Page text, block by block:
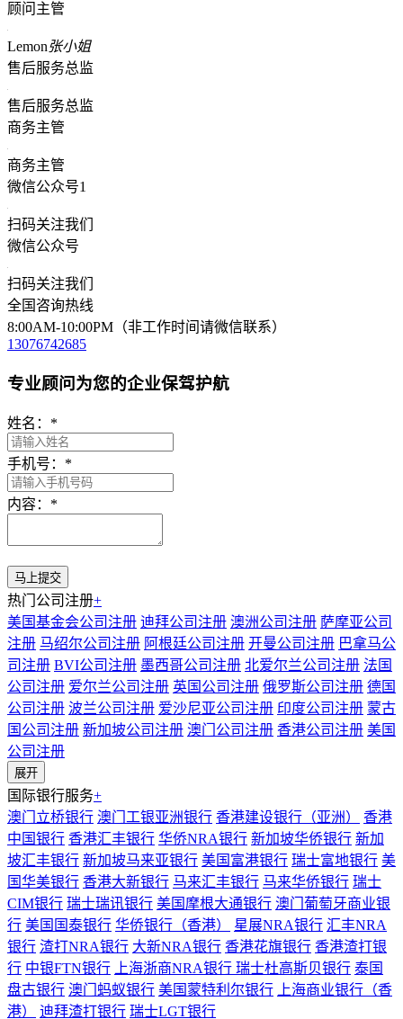
顾问主管
Lemon张小姐
售后服务总监
售后服务总监
商务主管
商务主管
微信公众号1
扫码关注我们
微信公众号
扫码关注我们
全国咨询热线
8:00AM-10:00PM（非工作时间请微信联系）
13076742685
专业顾问为您的企业保驾护航
姓名： *
手机号： *
内容： *
热门公司注册+
美国基金会公司注册 迪拜公司注册 澳洲公司注册 萨摩亚公司
注册 马绍尔公司注册 阿根廷公司注册 开曼公司注册 巴拿马公
司注册 BVI公司注册 墨西哥公司注册 北爱尔兰公司注册 法国
公司注册 爱尔兰公司注册 英国公司注册 俄罗斯公司注册 德国
公司注册 波兰公司注册 爱沙尼亚公司注册 印度公司注册 蒙古
国公司注册 新加坡公司注册 澳门公司注册 香港公司注册 美国
公司注册
展开
国际银行服务+
澳门立桥银行 澳门工银亚洲银行 香港建设银行（亚洲）
香港
中国银行 香港汇丰银行 华侨NRA银行 新加坡华侨银行 新加
坡汇丰银行 新加坡马来亚银行 美国富港银行 瑞士富地银行 美
国华美银行 香港大新银行 马来汇丰银行 马来华侨银行 瑞士
CIM银行 瑞士瑞讯银行 美国摩根大通银行 澳门葡萄牙商业银
行 美国国泰银行 华侨银行（香港） 星展NRA银行 汇丰NRA
银行 渣打NRA银行 大新NRA银行 香港花旗银行 香港渣打银
行 中银FTN银行 上海浙商NRA银行 瑞士杜高斯贝银行 泰国
盘古银行 澳门蚂蚁银行 美国蒙特利尔银行
上海商业银行（香
港）
迪拜渣打银行 瑞士LGT银行